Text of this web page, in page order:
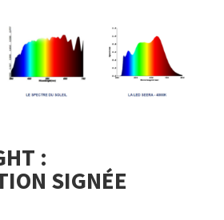
:
SIGNÉE